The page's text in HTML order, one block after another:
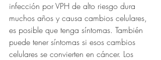
infección por VPH de alto riesgo dura
muchos años y causa cambios celulares,
es posible que tenga síntomas. También
puede tener síntomas si esos cambios
celulares se convierten en cáncer. Los